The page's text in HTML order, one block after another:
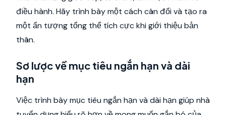
điều hành. Hãy trình bày một cách cân đối và tạo ra
một ấn tượng tổng thể tích cực khi giới thiệu bản
thân.
Sơ lược về mục tiêu ngắn hạn và dài
hạn
Việc trình bày mục tiêu ngắn hạn và dài hạn giúp nhà